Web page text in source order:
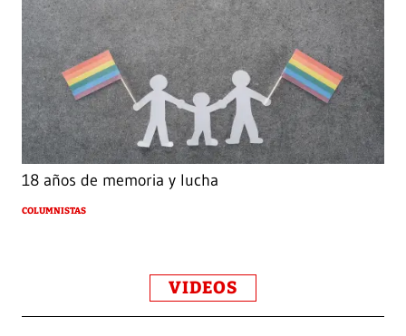
18 años de memoria y lucha
COLUMNISTAS
VIDEOS